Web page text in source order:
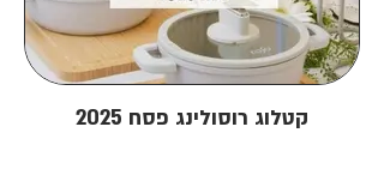
קטלוג רוסולינג פסח 2025